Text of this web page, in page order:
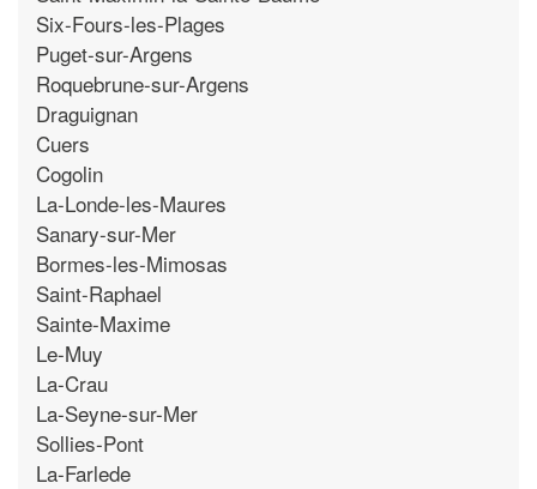
Six-Fours-les-Plages
Puget-sur-Argens
Roquebrune-sur-Argens
Draguignan
Cuers
Cogolin
La-Londe-les-Maures
Sanary-sur-Mer
Bormes-les-Mimosas
Saint-Raphael
Sainte-Maxime
Le-Muy
La-Crau
La-Seyne-sur-Mer
Sollies-Pont
La-Farlede